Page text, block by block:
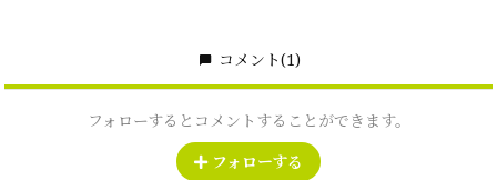
コメント(1)
フォローするとコメントすることができます。
フォローする